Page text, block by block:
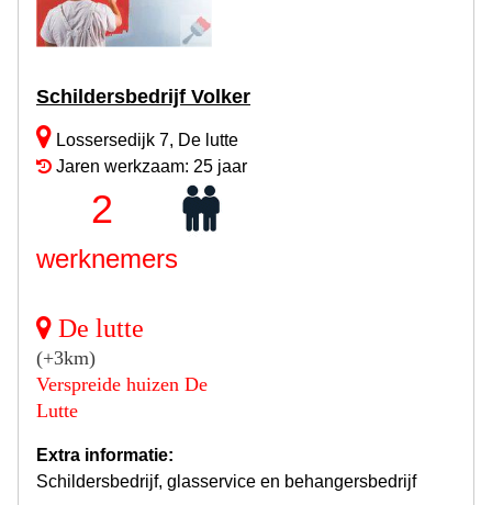
Schildersbedrijf Volker
Lossersedijk 7, De lutte
Jaren werkzaam: 25 jaar
2
werknemers
De lutte
(+3km)
Verspreide huizen De
Lutte
Extra informatie:
Schildersbedrijf, glasservice en behangersbedrijf